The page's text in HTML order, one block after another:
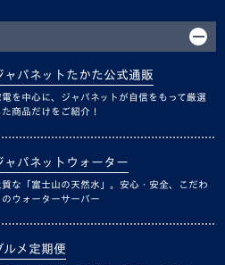
ャパネットたかた公式通販
電を中心に、ジャパネットが自信をもって厳選
た商品だけをご紹介！
ャパネットウォーター
質な「富士山の天然水」。安心・安全、こだわ
のウォーターサーバー
ルメ定期便